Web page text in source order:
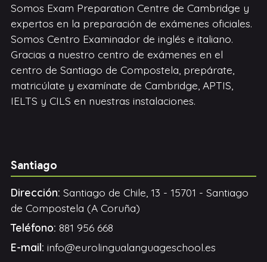
Somos Exam Preparation Centre de Cambridge y
expertos en la preparación de exámenes oficiales.
Somos Centro Examinador de inglés e italiano.
Gracias a nuestro centro de exámenes en el
centro de Santiago de Compostela, prepárate,
matricúlate y examínate de Cambridge, APTIS,
IELTS y CILS en nuestras instalaciones.
Santiago
Dirección: Santiago de Chile, 13 - 15701 - Santiago
de Compostela (A Coruña)
Teléfono: 881 956 668
E-mail: info@eurolingualanguageschool.es